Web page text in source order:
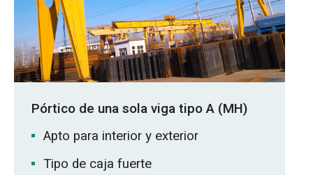
Pórtico de una sola viga tipo A (MH)
Apto para interior y exterior
Tipo de caja fuerte